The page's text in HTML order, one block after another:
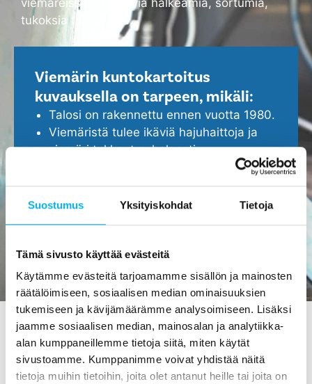
Suostumus Yksityiskohdat Tietoja
Tämä sivusto käyttää evästeitä
Käytämme evästeitä tarjoamamme sisällön ja mainosten
räätälöimiseen, sosiaalisen median ominaisuuksien
tukemiseen ja kävijämäärämme analysoimiseen. Lisäksi
jaamme sosiaalisen median, mainosalan ja analytiikka-
alan kumppaneillemme tietoja siitä, miten käytät
sivustoamme. Kumppanimme voivat yhdistää näitä
tietoja muihin tietoihin, joita olet antanut heille tai joita on
viemäreissä on alkavia halkeamia, sortumia,
tukoksia tai vuotoja.
Viemärin kuntokartoitus
kuvauksella on tarpeen, mikäli:
Talosi on rakennettu ennen vuotta 1980.
Viemäristä tulee ikäviä hajuhaittoja ja
viemäri tukkeutuu helposti.
Epäilet, että viemärissä ei ole kaikki
kunnossa.
Haluat ennakoida ja turvata kotisi
Viemärin kuvaus